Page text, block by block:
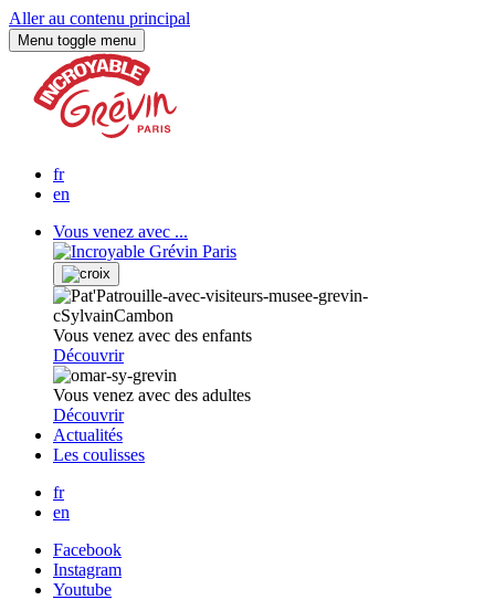
Aller au contenu principal
Menu toggle menu
fr
en
Vous venez avec ...
Vous venez avec des enfants
Découvrir
Vous venez avec des adultes
Découvrir
Actualités
Les coulisses
fr
en
Facebook
Instagram
Youtube